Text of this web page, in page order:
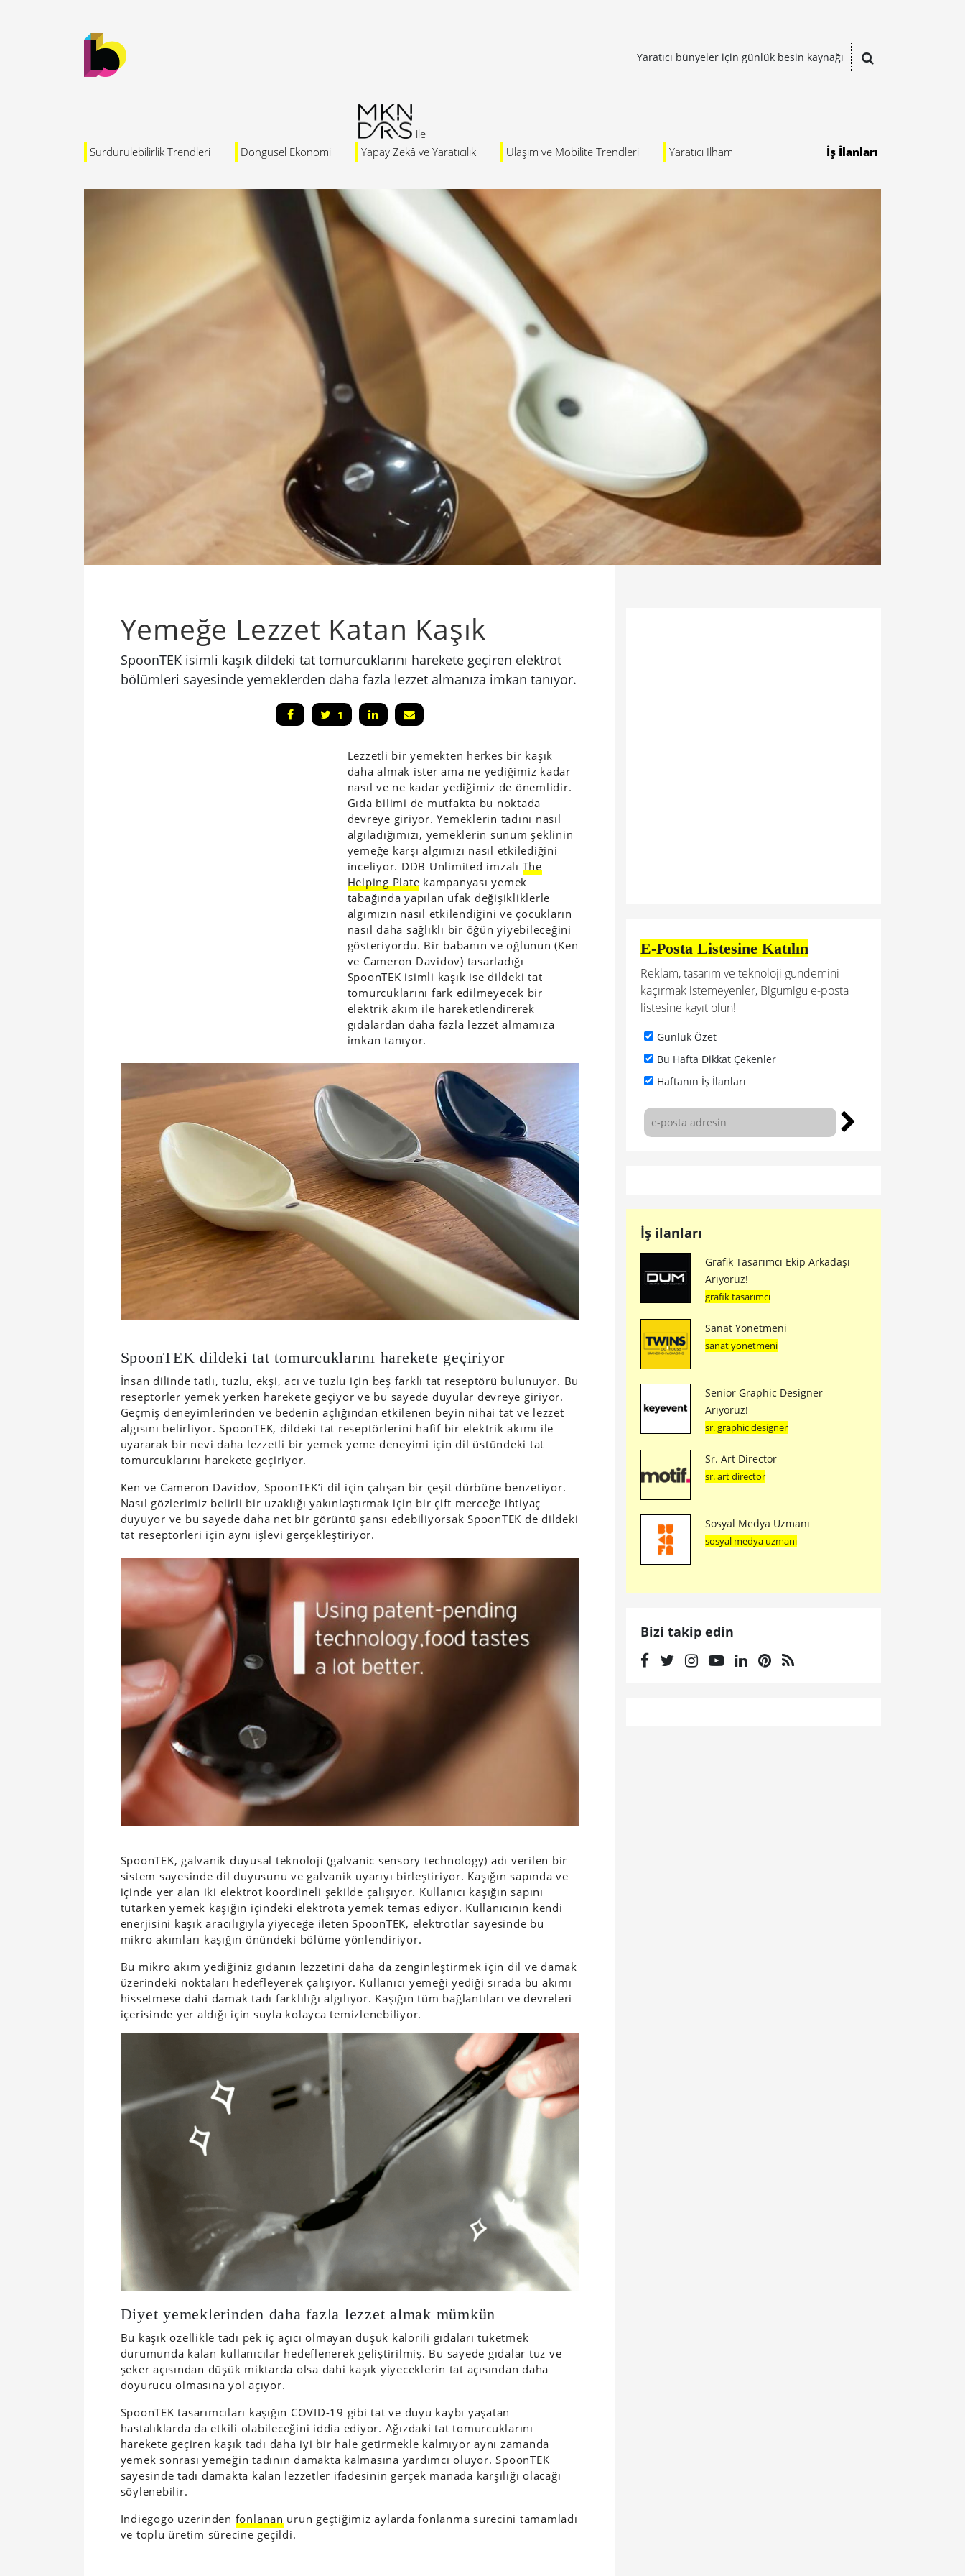
Yaratıcı bünyeler için günlük besin kaynağı
Sürdürülebilirlik Trendleri Döngüsel Ekonomi Yapay Zekâ ve Yaratıcılık Ulaşım ve Mobilite Trendleri Yaratıcı İlham İş İlanları
Yemeğe Lezzet Katan Kaşık
SpoonTEK isimli kaşık dildeki tat tomurcuklarını harekete geçiren elektrot
bölümleri sayesinde yemeklerden daha fazla lezzet almanıza imkan tanıyor.
1
Lezzetli bir yemekten herkes bir kaşık
daha almak ister ama ne yediğimiz kadar
nasıl ve ne kadar yediğimiz de önemlidir.
Gıda bilimi de mutfakta bu noktada
devreye giriyor. Yemeklerin tadını nasıl
algıladığımızı, yemeklerin sunum şeklinin
yemeğe karşı algımızı nasıl etkilediğini
inceliyor. DDB Unlimited imzalı The
Helping Plate kampanyası yemek
tabağında yapılan ufak değişikliklerle
algımızın nasıl etkilendiğini ve çocukların
nasıl daha sağlıklı bir öğün yiyebileceğini
gösteriyordu. Bir babanın ve oğlunun (Ken
ve Cameron Davidov) tasarladığı
SpoonTEK isimli kaşık ise dildeki tat
tomurcuklarını fark edilmeyecek bir
elektrik akım ile hareketlendirerek
gıdalardan daha fazla lezzet almamıza
imkan tanıyor.
SpoonTEK dildeki tat tomurcuklarını harekete geçiriyor
İnsan dilinde tatlı, tuzlu, ekşi, acı ve tuzlu için beş farklı tat reseptörü bulunuyor. Bu
reseptörler yemek yerken harekete geçiyor ve bu sayede duyular devreye giriyor.
Geçmiş deneyimlerinden ve bedenin açlığından etkilenen beyin nihai tat ve lezzet
algısını belirliyor. SpoonTEK, dildeki tat reseptörlerini hafif bir elektrik akımı ile
uyararak bir nevi daha lezzetli bir yemek yeme deneyimi için dil üstündeki tat
tomurcuklarını harekete geçiriyor.
Ken ve Cameron Davidov, SpoonTEK’i dil için çalışan bir çeşit dürbüne benzetiyor.
Nasıl gözlerimiz belirli bir uzaklığı yakınlaştırmak için bir çift merceğe ihtiyaç
duyuyor ve bu sayede daha net bir görüntü şansı edebiliyorsak SpoonTEK de dildeki
tat reseptörleri için aynı işlevi gerçekleştiriyor.
SpoonTEK, galvanik duyusal teknoloji (galvanic sensory technology) adı verilen bir
sistem sayesinde dil duyusunu ve galvanik uyarıyı birleştiriyor. Kaşığın sapında ve
içinde yer alan iki elektrot koordineli şekilde çalışıyor. Kullanıcı kaşığın sapını
tutarken yemek kaşığın içindeki elektrota yemek temas ediyor. Kullanıcının kendi
enerjisini kaşık aracılığıyla yiyeceğe ileten SpoonTEK, elektrotlar sayesinde bu
mikro akımları kaşığın önündeki bölüme yönlendiriyor.
Bu mikro akım yediğiniz gıdanın lezzetini daha da zenginleştirmek için dil ve damak
üzerindeki noktaları hedefleyerek çalışıyor. Kullanıcı yemeği yediği sırada bu akımı
hissetmese dahi damak tadı farklılığı algılıyor. Kaşığın tüm bağlantıları ve devreleri
içerisinde yer aldığı için suyla kolayca temizlenebiliyor.
Diyet yemeklerinden daha fazla lezzet almak mümkün
Bu kaşık özellikle tadı pek iç açıcı olmayan düşük kalorili gıdaları tüketmek
durumunda kalan kullanıcılar hedeflenerek geliştirilmiş. Bu sayede gıdalar tuz ve
şeker açısından düşük miktarda olsa dahi kaşık yiyeceklerin tat açısından daha
doyurucu olmasına yol açıyor.
SpoonTEK tasarımcıları kaşığın COVID-19 gibi tat ve duyu kaybı yaşatan
hastalıklarda da etkili olabileceğini iddia ediyor. Ağızdaki tat tomurcuklarını
harekete geçiren kaşık tadı daha iyi bir hale getirmekle kalmıyor aynı zamanda
yemek sonrası yemeğin tadının damakta kalmasına yardımcı oluyor. SpoonTEK
sayesinde tadı damakta kalan lezzetler ifadesinin gerçek manada karşılığı olacağı
söylenebilir.
Indiegogo üzerinden fonlanan ürün geçtiğimiz aylarda fonlanma sürecini tamamladı
ve toplu üretim sürecine geçildi.
E-Posta Listesine Katılın
Reklam, tasarım ve teknoloji gündemini
kaçırmak istemeyenler, Bigumigu e-posta
listesine kayıt olun!
Günlük Özet
Bu Hafta Dikkat Çekenler
Haftanın İş İlanları
İş ilanları
Grafik Tasarımcı Ekip Arkadaşı
Arıyoruz!
grafik tasarımcı
Sanat Yönetmeni
sanat yönetmeni
Senior Graphic Designer
Arıyoruz!
sr. graphic designer
Sr. Art Director
sr. art director
Sosyal Medya Uzmanı
sosyal medya uzmanı
Bizi takip edin